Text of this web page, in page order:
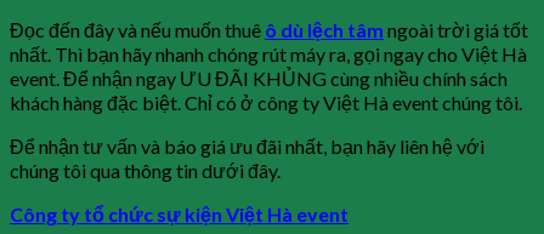
Đọc đến đây và nếu muốn thuê ô dù lệch tâm ngoài trời giá tốt
nhất. Thì bạn hãy nhanh chóng rút máy ra, gọi ngay cho Việt Hà
event. Để nhận ngay ƯU ĐÃI KHỦNG cùng nhiều chính sách
khách hàng đặc biệt. Chỉ có ở công ty Việt Hà event chúng tôi.
Để nhận tư vấn và báo giá ưu đãi nhất, bạn hãy liên hệ với
chúng tôi qua thông tin dưới đây.
Công ty tổ chức sự kiện Việt Hà event